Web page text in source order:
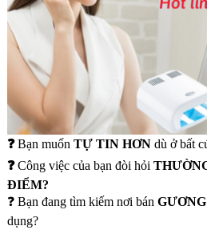
❓Bạn muốn TỰ TIN HƠN dù ở bất
❓Công việc của bạn đòi hỏi
ĐIỂM?
❓ Bạn đang tìm kiếm nơi bán
dụng?